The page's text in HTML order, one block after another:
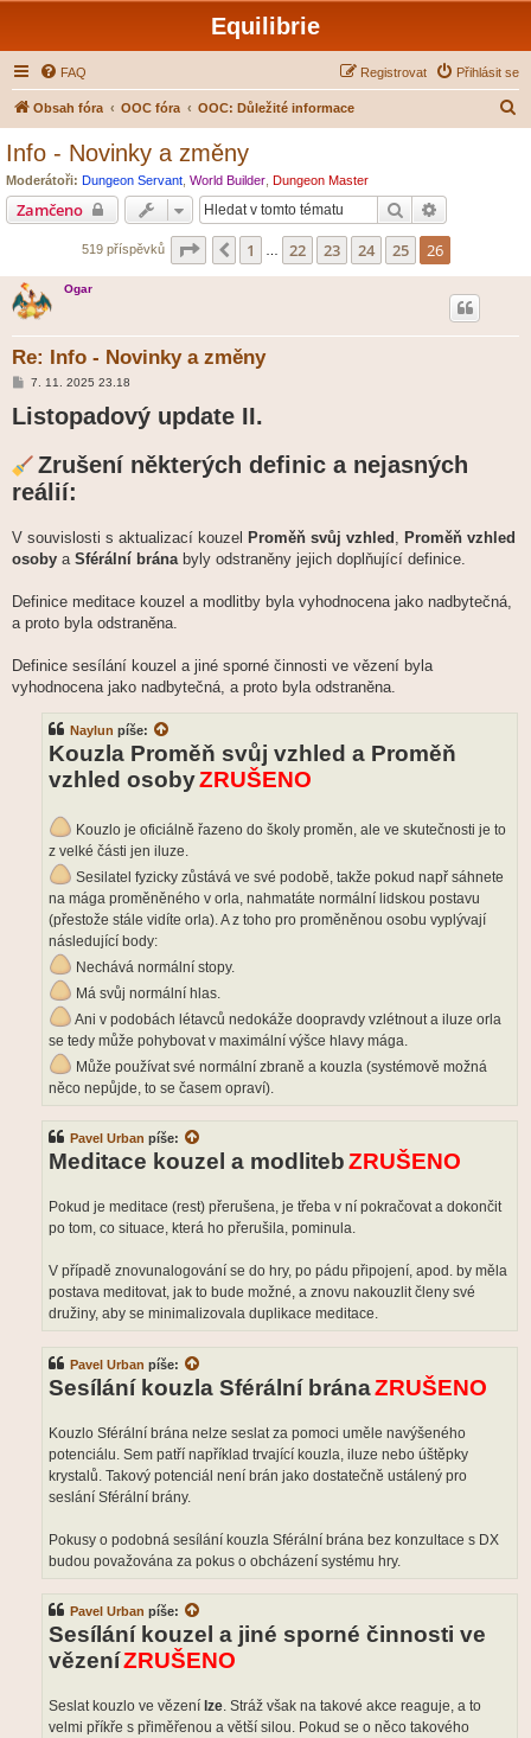
Equilibrie
FAQ Přihlásit se
Registrovat
Obsah fóra OOC fóra OOC: Důležité informace
Info - Novinky a změny
Moderátoři: Dungeon Servant World Builder Dungeon Master
Zamčeno Hledat
519 příspěvků Stránka z26
Předchozí
1 22 23 24 25 26
Ogar
Re: Info - Novinky a změny
P
í
s
v
k
7. 11. 2025 23.18
Listopadový update II.
Zrušení některých definic a nejasných
reálií:
V souvislosti s aktualizací kouzel Proměň svůj vzhled Proměň vzhled
osoby a Sférální brána byly odstraněny jejich doplňující definice.
Definice meditace kouzel a modlitby byla vyhodnocena jako nadbytečná,
a proto byla odstraněna.
Definice sesílání kouzel a jiné sporné činnosti ve vězení byla
vyhodnocena jako nadbytečná, a proto byla odstraněna.
Naylun píše:
Kouzla Proměň svůj vzhled a Proměň
vzhled osobyZRUŠENO
Kouzlo je oficiálně řazeno do školy proměn, ale ve skutečnosti je to
z velké části jen iluze.
Sesilatel fyzicky zůstává ve své podobě, takže pokud např sáhnete
na mága proměněného v orla, nahmatáte normální lidskou postavu
(přestože stále vidíte orla). A z toho pro proměněnou osobu vyplývají
následující body:
Nechává normální stopy.
Má svůj normální hlas.
Ani v podobách létavců nedokáže doopravdy vzlétnout a iluze orla
se tedy může pohybovat v maximální výšce hlavy mága.
Může používat své normální zbraně a kouzla (systémově možná
něco nepůjde, to se časem opraví).
Pavel Urban píše:
Meditace kouzel a modlitebZRUŠENO
Pokud je meditace (rest) přerušena, je třeba v ní pokračovat a dokončit
po tom, co situace, která ho přerušila, pominula.
V případě znovunalogování se do hry, po pádu připojení, apod. by měla
postava meditovat, jak to bude možné, a znovu nakouzlit členy své
družiny, aby se minimalizovala duplikace meditace.
Pavel Urban píše:
Sesílání kouzla Sférální bránaZRUŠENO
Kouzlo Sférální brána nelze seslat za pomoci uměle navýšeného
potenciálu. Sem patří například trvající kouzla, iluze nebo úštěpky
krystalů. Takový potenciál není brán jako dostatečně ustálený pro
seslání Sférální brány.
Pokusy o podobná sesílání kouzla Sférální brána bez konzultace s DX
budou považována za pokus o obcházení systému hry.
Pavel Urban píše:
Sesílání kouzel a jiné sporné činnosti ve
vězeníZRUŠENO
Seslat kouzlo ve vězení lze. Stráž však na takové akce reaguje, a to
velmi příkře s přiměřenou a větší silou. Pokud se o něco takového